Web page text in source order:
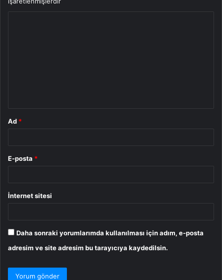
Ad *
E-posta *
İnternet sitesi
Daha sonraki yorumlarımda kullanılması için adım, e-posta
adresim ve site adresim bu tarayıcıya kaydedilsin.